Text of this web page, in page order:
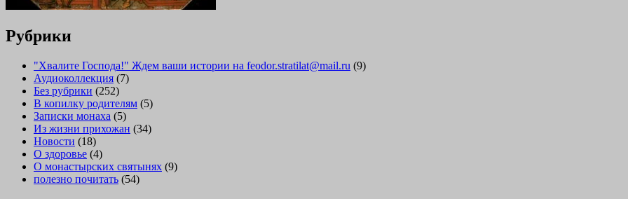
Рубрики
"Хвалите Господа!" Ждем ваши истории на feodor.stratilat@mail.ru (9)
Аудиоколлекция (7)
Без рубрики (252)
В копилку родителям (5)
Записки монаха (5)
Из жизни прихожан (34)
Новости (18)
О здоровье (4)
О монастырских святынях (9)
полезно почитать (54)